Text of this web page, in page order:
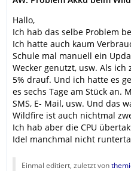
Hallo,
Ich hab das selbe Problem
Ich hatte auch kaum
Schule mal manuell ein
Wecker genutzt, usw. Als
5% drauf. Und ich hatte es
es sechs Tage am Stück an.
SMS, E- Mail, usw. Und das
Wildfire ist auch nichtmal
Ich hab aber die CPU
Idel manchmal nicht
Einmal editiert, zuletzt von